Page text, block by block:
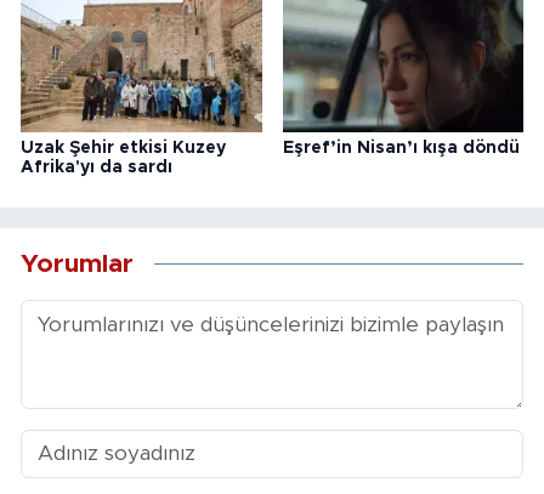
Uzak Şehir etkisi Kuzey
Afrika'yı da sardı
Eşref’in Nisan’ı kışa döndü
Yorumlar